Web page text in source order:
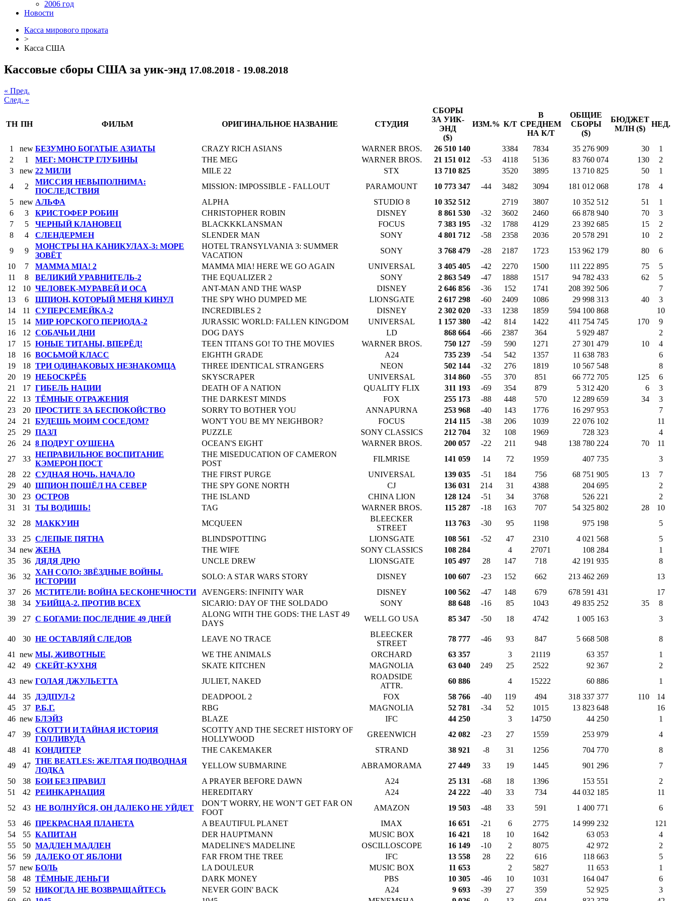
2006 год
Новости
Касса мирового проката
>
Касса США
Кассовые сборы США за уик-энд 17.08.2018 - 19.08.2018
« Пред.
След. »
ТН ПН ФИЛЬМ ОРИГИНАЛЬНОЕ НАЗВАНИЕ СТУДИЯ
СБОРЫ
ЗА УИК-
ЭНД
($)
ИЗМ.% К/Т
В
СРЕДНЕМ
НА К/Т
ОБЩИЕ
СБОРЫ
($)
БЮДЖЕТ
МЛН ($)
НЕД.
1 new БЕЗУМНО БОГАТЫЕ АЗИАТЫ CRAZY RICH ASIANS WARNER BROS. 26 510 140 3384 7834 35 276 909 30
1
2
1 МЕГ: МОНСТР ГЛУБИНЫ THE MEG WARNER BROS. 21 151 012 -53 4118 5136 83 760 074 130
2
3
new 22 МИЛИ MILE 22 STX 13 710 825 3520 3895 13 710 825 50
1
4
2
МИССИЯ НЕВЫПОЛНИМА:
ПОСЛЕДСТВИЯ
MISSION: IMPOSSIBLE - FALLOUT PARAMOUNT 10 773 347 -44 3482 3094 181 012 068 178
4
5
new АЛЬФА ALPHA STUDIO 8 10 352 512 2719 3807 10 352 512 51
1
6
3 КРИСТОФЕР РОБИН CHRISTOPHER ROBIN DISNEY 8 861 530 -32 3602 2460 66 878 940 70
3
7
5 ЧЕРНЫЙ КЛАНОВЕЦ BLACKKKLANSMAN FOCUS 7 383 195 -32 1788 4129 23 392 685 15
2
8
4 СЛЕНДЕРМЕН SLENDER MAN SONY 4 801 712 -58 2358 2036 20 578 291 10
2
9
9
МОНСТРЫ НА КАНИКУЛАХ-3: МОРЕ
ЗОВЁТ
HOTEL TRANSYLVANIA 3: SUMMER
VACATION
SONY 3 768 479 -28 2187 1723 153 962 179 80
6
10
7 MAMMA MIA! 2 MAMMA MIA! HERE WE GO AGAIN UNIVERSAL 3 405 405 -42 2270 1500 111 222 895 75
5
11
8 ВЕЛИКИЙ УРАВНИТЕЛЬ-2 THE EQUALIZER 2 SONY 2 863 549 -47 1888 1517 94 782 433 62
5
12
10 ЧЕЛОВЕК-МУРАВЕЙ И ОСА ANT-MAN AND THE WASP DISNEY 2 646 856 -36 152 1741 208 392 506
7
13
6 ШПИОН, КОТОРЫЙ МЕНЯ КИНУЛ THE SPY WHO DUMPED ME LIONSGATE 2 617 298 -60 2409 1086 29 998 313 40
3
14
11 СУПЕРСЕМЕЙКА-2 INCREDIBLES 2 DISNEY 2 302 020 -33 1238 1859 594 100 868
10
15
14 МИР ЮРСКОГО ПЕРИОДА-2 JURASSIC WORLD: FALLEN KINGDOM UNIVERSAL 1 157 380 -42 814 1422 411 754 745 170
9
16
12 СОБАЧЬИ ДНИ DOG DAYS LD 868 664 -66 2387 364 5 929 487
2
17
15 ЮНЫЕ ТИТАНЫ, ВПЕРЁД! TEEN TITANS GO! TO THE MOVIES WARNER BROS. 750 127 -59 590 1271 27 301 479 10
4
18
16 ВОСЬМОЙ КЛАСС EIGHTH GRADE A24 735 239 -54 542 1357 11 638 783
6
19
18 ТРИ ОДИНАКОВЫХ НЕЗНАКОМЦА THREE IDENTICAL STRANGERS NEON 502 144 -32 276 1819 10 567 548
8
20
19 НЕБОСКРЁБ SKYSCRAPER UNIVERSAL 314 860 -55 370 851 66 772 705 125
6
21
17 ГИБЕЛЬ НАЦИИ DEATH OF A NATION QUALITY FLIX 311 193 -69 354 879 5 312 420 6
3
22
13 ТЁМНЫЕ ОТРАЖЕНИЯ THE DARKEST MINDS FOX 255 173 -88 448 570 12 289 659 34
3
23
20 ПРОСТИТЕ ЗА БЕСПОКОЙСТВО SORRY TO BOTHER YOU ANNAPURNA 253 968 -40 143 1776 16 297 953
7
24
21 БУДЕШЬ МОИМ СОСЕДОМ? WON'T YOU BE MY NEIGHBOR? FOCUS 214 115 -38 206 1039 22 076 102
11
25
29 ПАЗЛ PUZZLE SONY CLASSICS 212 704 32 108 1969 728 323
4
26
24 8 ПОДРУГ ОУШЕНА OCEAN'S EIGHT WARNER BROS. 200 057 -22 211 948 138 780 224 70
11
27
33
НЕПРАВИЛЬНОЕ ВОСПИТАНИЕ
КЭМЕРОН ПОСТ
THE MISEDUCATION OF CAMERON
POST
FILMRISE 141 059 14 72 1959 407 735
3
28
22 СУДНАЯ НОЧЬ. НАЧАЛО THE FIRST PURGE UNIVERSAL 139 035 -51 184 756 68 751 905 13
7
29
40 ШПИОН ПОШЁЛ НА СЕВЕР THE SPY GONE NORTH CJ 136 031 214 31 4388 204 695
2
30
23 ОСТРОВ THE ISLAND CHINA LION 128 124 -51 34 3768 526 221
2
31
31 ТЫ ВОДИШЬ! TAG WARNER BROS. 115 287 -18 163 707 54 325 802 28
10
32
28 МАККУИН MCQUEEN
BLEECKER
STREET
113 763 -30 95 1198 975 198
5
33
25 СЛЕПЫЕ ПЯТНА BLINDSPOTTING LIONSGATE 108 561 -52 47 2310 4 021 568
5
34 new ЖЕНА THE WIFE SONY CLASSICS 108 284 4 27071 108 284
1
35
36 ДЯДЯ ДРЮ UNCLE DREW LIONSGATE 105 497 28 147 718 42 191 935
8
36
32
ХАН СОЛО: ЗВЁЗДНЫЕ ВОЙНЫ.
ИСТОРИИ
SOLO: A STAR WARS STORY DISNEY 100 607 -23 152 662 213 462 269
13
37
26 МСТИТЕЛИ: ВОЙНА БЕСКОНЕЧНОСТИ AVENGERS: INFINITY WAR DISNEY 100 562 -47 148 679 678 591 431
17
38
34 УБИЙЦА-2. ПРОТИВ ВСЕХ SICARIO: DAY OF THE SOLDADO SONY 88 648 -16 85 1043 49 835 252 35
8
39
27 С БОГАМИ: ПОСЛЕДНИЕ 49 ДНЕЙ
ALONG WITH THE GODS: THE LAST 49
DAYS
WELL GO USA 85 347 -50 18 4742 1 005 163 3
40 30 НЕ ОСТАВЛЯЙ СЛЕДОВ LEAVE NO TRACE
BLEECKER
STREET
78 777 -46 93 847 5 668 508
8
41
new МЫ, ЖИВОТНЫЕ WE THE ANIMALS ORCHARD 63 357 3 21119 63 357
1
42
49 СКЕЙТ-КУХНЯ SKATE KITCHEN MAGNOLIA 63 040 249 25 2522 92 367
2
43 new ГОЛАЯ ДЖУЛЬЕТТА JULIET, NAKED
ROADSIDE
ATTR.
60 886 4 15222 60 886
1
44
35 ДЭДПУЛ-2 DEADPOOL 2 FOX 58 766 -40 119 494 318 337 377 110
14
45
37 Р.Б.Г. RBG MAGNOLIA 52 781 -34 52 1015 13 823 648
16
46 new БЛЭЙЗ BLAZE IFC 44 250 3 14750 44 250
1
47
39
СКОТТИ И ТАЙНАЯ ИСТОРИЯ
ГОЛЛИВУДА
SCOTTY AND THE SECRET HISTORY OF
HOLLYWOOD
GREENWICH 42 082 -23 27 1559 253 979
4
48
41 КОНДИТЕР THE CAKEMAKER STRAND 38 921 -8 31 1256 704 770
8
49
47
THE BEATLES: ЖЕЛТАЯ ПОДВОДНАЯ
ЛОДКА
YELLOW SUBMARINE ABRAMORAMA 27 449 33 19 1445 901 296
7
50
38 БОИ БЕЗ ПРАВИЛ A PRAYER BEFORE DAWN A24 25 131 -68 18 1396 153 551
2
51
42 РЕИНКАРНАЦИЯ HEREDITARY A24 24 222 -40 33 734 44 032 185
11
52
43 НЕ ВОЛНУЙСЯ, ОН ДАЛЕКО НЕ УЙДЕТ
DON’T WORRY, HE WON’T GET FAR ON
FOOT
AMAZON 19 503 -48 33 591 1 400 771
6
53
46 ПРЕКРАСНАЯ ПЛАНЕТА A BEAUTIFUL PLANET IMAX 16 651 -21 6 2775 14 999 232
121
54
55 КАПИТАН DER HAUPTMANN MUSIC BOX 16 421 18 10 1642 63 053
4
55
50 МАДЛЕН МАДЛЕН MADELINE'S MADELINE OSCILLOSCOPE 16 149 -10 2 8075 42 972
2
56
59 ДАЛЕКО ОТ ЯБЛОНИ FAR FROM THE TREE IFC 13 558 28 22 616 118 663
5
57 new БОЛЬ LA DOULEUR MUSIC BOX 11 653 2 5827 11 653
1
58
48 ТЁМНЫЕ ДЕНЬГИ DARK MONEY PBS 10 305 -46 10 1031 164 047
6
59
52 НИКОГДА НЕ ВОЗВРАЩАЙТЕСЬ NEVER GOIN' BACK A24 9 693 -39 27 359 52 925
3